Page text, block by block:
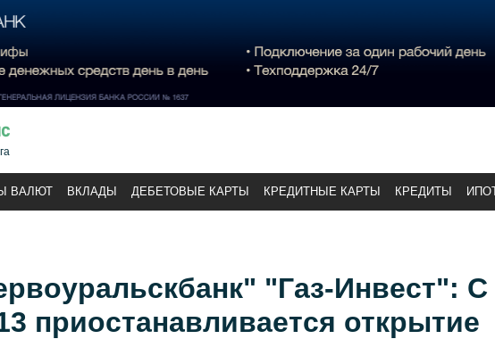
ВАЛЮТ ВКЛАДЫ ДЕБЕТОВЫЕ КАРТЫ КРЕДИТНЫЕ КАРТЫ КРЕДИТЫ
"Газ-Инвест": С
приостанавливается открытие